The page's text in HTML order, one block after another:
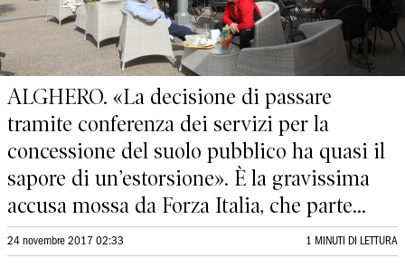
ALGHERO. «La decisione di passare
tramite conferenza dei servizi per la
concessione del suolo pubblico ha quasi il
sapore di un’estorsione». È la gravissima
accusa mossa da Forza Italia, che parte...
24 novembre 2017 02:33 1 MINUTI DI LETTURA